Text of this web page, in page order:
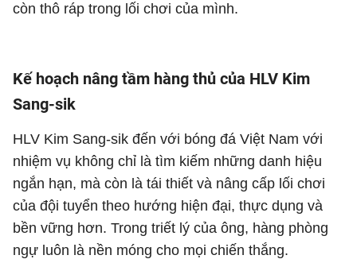
còn thô ráp trong lối chơi của mình.
Kế hoạch nâng tầm hàng thủ của HLV Kim
Sang-sik
HLV Kim Sang-sik đến với bóng đá Việt Nam với
nhiệm vụ không chỉ là tìm kiếm những danh hiệu
ngắn hạn, mà còn là tái thiết và nâng cấp lối chơi
của đội tuyển theo hướng hiện đại, thực dụng và
bền vững hơn. Trong triết lý của ông, hàng phòng
ngự luôn là nền móng cho mọi chiến thắng.